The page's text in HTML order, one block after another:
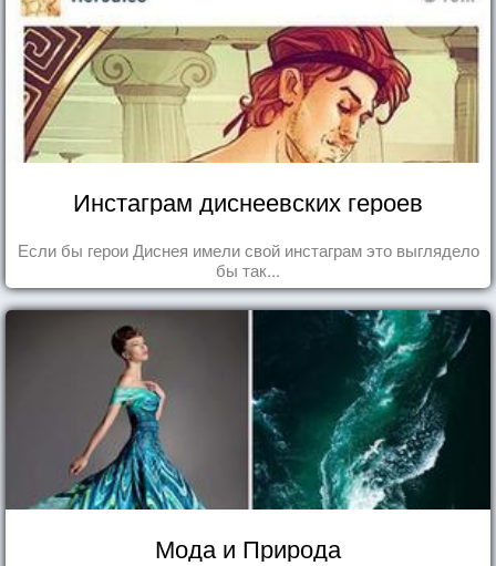
Инстаграм диснеевских героев
Если бы герои Диснея имели свой инстаграм это выглядело
бы так...
Мода и Природа